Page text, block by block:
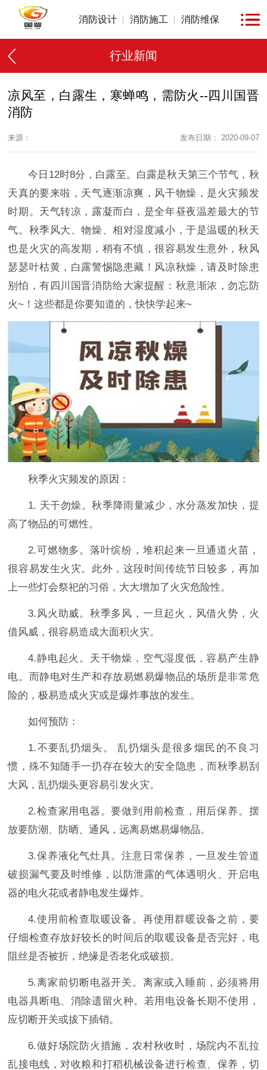
消防设计 消防施工 消防维保
行业新闻
凉风至，白露生，寒蝉鸣，需防火--四川国晋
消防
来源： 发布日期： 2020-09-07
今日12时8分，白露至。白露是秋天第三个节气，秋
天真的要来啦，天气逐渐凉爽，风干物燥，是火灾频发
时期。天气转凉，露凝而白，是全年昼夜温差最大的节
气。秋季风大、物燥、相对湿度减小，于是温暖的秋天
也是火灾的高发期，稍有不慎，很容易发生意外，秋风
瑟瑟叶枯黄，白露警惕隐患藏！风凉秋燥，请及时除患
别怕，有四川国晋消防给大家提醒：秋意渐浓，勿忘防
火~！这些都是你要知道的，快快学起来~
秋季火灾频发的原因：
1. 天干勿燥。秋季降雨量减少，水分蒸发加快，提
高了物品的可燃性。
2.可燃物多。落叶缤纷，堆积起来一旦通道火苗，
很容易发生火灾。此外，这段时间传统节日较多，再加
上一些灯会祭祀的习俗，大大增加了火灾危险性。
3.风火助威。秋季多风，一旦起火，风借火势，火
借风威，很容易造成大面积火灾。
4.静电起火。天干物燥，空气湿度低，容易产生静
电。而静电对生产和存放易燃易爆物品的场所是非常危
险的，极易造成火灾或是爆炸事故的发生。
如何预防：
1.不要乱扔烟头。 乱扔烟头是很多烟民的不良习
惯，殊不知随手一扔存在较大的安全隐患，而秋季易刮
大风，乱扔烟头更容易引发火灾。
2.检查家用电器。要做到用前检查，用后保养。摆
放要防潮、防晒、通风，远离易燃易爆物品。
3.保养液化气灶具。注意日常保养，一旦发生管道
破损漏气要及时维修，以防泄露的气体遇明火、开启电
器的电火花或者静电发生爆炸。
4.使用前检查取暖设备。再使用群暖设备之前，要
仔细检查存放好较长的时间后的取暖设备是否完好，电
阻丝是否被折，绝缘是否老化或破损。
5.离家前切断电器开关。离家或入睡前，必须将用
电器具断电、消除遗留火种。若用电设备长期不使用，
应切断开关或拔下插销。
6.做好场院防火措施，农村秋收时，场院内不乱拉
乱接电线，对收粮和打稻机械设备进行检查、保养，切